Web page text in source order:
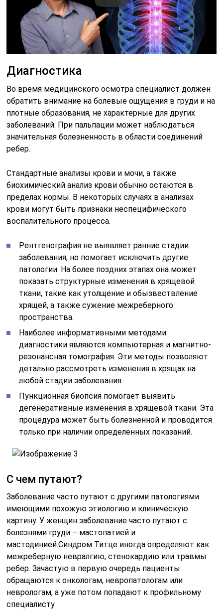
Диагностика
Во время медицинского осмотра специалист должен
обратить внимание на болевые ощущения в груди и на
плотные образования, не характерные для других
заболеваний. При пальпации может наблюдаться
значительная болезненность в области соединений
ребер.
Стандартные анализы крови и мочи, а также
биохимический анализ крови обычно остаются в
пределах нормы. В некоторых случаях в анализах
крови могут быть признаки неспецифического
воспалительного процесса.
Рентгенография не выявляет ранние стадии
заболевания, но помогает исключить другие
патологии. На более поздних этапах она может
показать структурные изменения в хрящевой
ткани, такие как утолщение и обызвествление
хрящей, а также сужение межреберного
пространства.
Наиболее информативными методами
диагностики являются компьютерная и магнитно-
резонансная томография. Эти методы позволяют
детально рассмотреть изменения в хрящах на
любой стадии заболевания.
Пункционная биопсия помогает выявить
дегенеративные изменения в хрящевой ткани. Эта
процедура может быть болезненной и проводится
только при наличии определенных показаний.
С чем путают?
Заболевание часто путают с другими патологиями
имеющими похожую этиологию и клиническую
картину. У женщин заболевание часто путают с
болезнями груди – мастопатией и
мастодинией.Синдром Титце иногда определяют как
межреберную невралгию, стенокардию или травмы
ребер. Зачастую в первую очередь пациенты
обращаются к онкологам, невропатологам или
неврологам, а уже потом попадают к профильному
специалисту.